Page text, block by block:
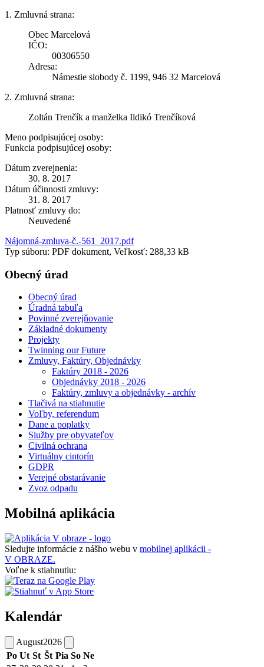
1. Zmluvná strana:
Obec Marcelová
IČO:
00306550
Adresa:
Námestie slobody č. 1199, 946 32 Marcelová
2. Zmluvná strana:
Zoltán Trenčík a manželka Ildikó Trenčíková
Meno podpisujúcej osoby:
Funkcia podpisujúcej osoby:
Dátum zverejnenia:
30. 8. 2017
Dátum účinnosti zmluvy:
31. 8. 2017
Platnosť zmluvy do:
Neuvedené
Nájomná-zmluva-č.-561_2017.pdf
Typ súboru: PDF dokument, Veľkosť: 288,33 kB
Obecný úrad
Obecný úrad
Úradná tabuľa
Povinné zverejňovanie
Základné dokumenty
Projekty
Twinning our Future
Zmluvy, Faktúry, Objednávky
Faktúry 2018 - 2026
Objednávky 2018 - 2026
Faktúry, zmluvy a objednávky - archív
Tlačivá na stiahnutie
Voľby, referendum
Dane a poplatky
Služby pre obyvateľov
Civilná ochrana
Virtuálny cintorín
GDPR
Verejné obstarávanie
Zvoz odpadu
Mobilná aplikácia
Sledujte informácie z nášho webu v mobilnej aplikácii -
V OBRAZE.
Voľne k stiahnutiu:
Kalendár
August2026
Po Ut St Št Pia So Ne